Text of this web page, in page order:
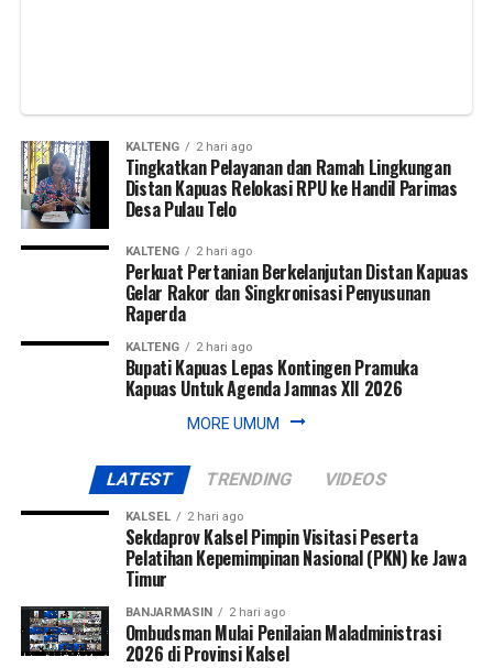
WhatsApp 0 Facebook
Messenger 0 Twitter/X 0
WhatsApp 0 Facebook
Messenger 0 Twitter/X 0
KALTENG 2 hari ago
Tingkatkan Pelayanan dan Ramah Lingkungan
Distan Kapuas Relokasi RPU ke Handil Parimas
Desa Pulau Telo
KALTENG 2 hari ago
Perkuat Pertanian Berkelanjutan Distan Kapuas
Gelar Rakor dan Singkronisasi Penyusunan
Raperda
KALTENG 2 hari ago
Bupati Kapuas Lepas Kontingen Pramuka
Kapuas Untuk Agenda Jamnas XII 2026
MORE UMUM
LATEST TRENDING VIDEOS
KALSEL 2 hari ago
Sekdaprov Kalsel Pimpin Visitasi Peserta
Pelatihan Kepemimpinan Nasional (PKN) ke Jawa
Timur
BANJARMASIN 2 hari ago
Ombudsman Mulai Penilaian Maladministrasi
2026 di Provinsi Kalsel